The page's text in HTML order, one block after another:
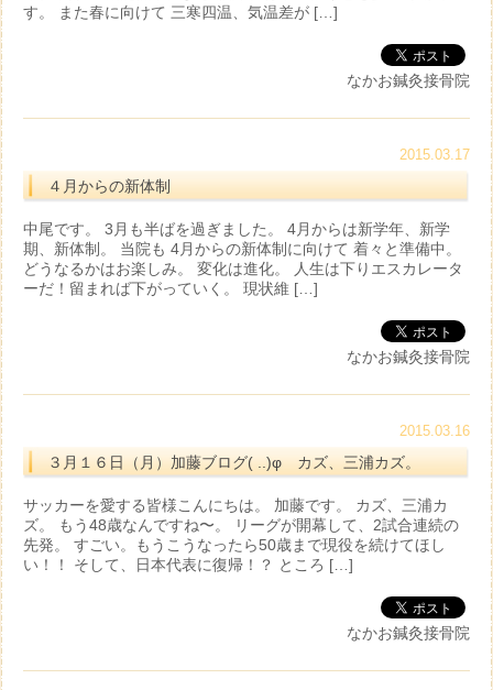
す。 また春に向けて 三寒四温、気温差が […]
なかお鍼灸接骨院
2015.03.17
４月からの新体制
中尾です。 3月も半ばを過ぎました。 4月からは新学年、新学
期、新体制。 当院も 4月からの新体制に向けて 着々と準備中。
どうなるかはお楽しみ。 変化は進化。 人生は下りエスカレータ
ーだ！留まれば下がっていく。 現状維 […]
なかお鍼灸接骨院
2015.03.16
３月１６日（月）加藤ブログ( ..)φ カズ、三浦カズ。
サッカーを愛する皆様こんにちは。 加藤です。 カズ、三浦カ
ズ。 もう48歳なんですね〜。 リーグが開幕して、2試合連続の
先発。 すごい。もうこうなったら50歳まで現役を続けてほし
い！！ そして、日本代表に復帰！？ ところ […]
なかお鍼灸接骨院